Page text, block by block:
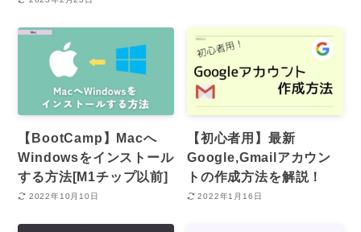
【BootCamp】Macへ
Windowsをインストール
する方法[M1チップ以前]
2022年10月10日
【初心者用】最新
Google,Gmailアカウン
トの作成方法を解説！
2022年1月16日